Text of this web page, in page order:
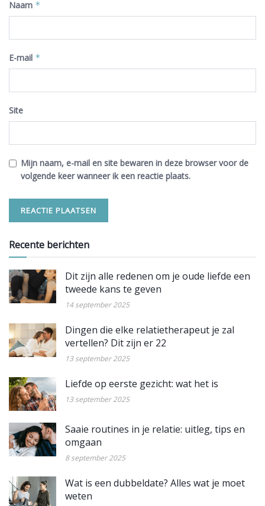
Naam *
E-mail *
Site
Mijn naam, e-mail en site bewaren in deze browser voor de
volgende keer wanneer ik een reactie plaats.
Recente berichten
Dit zijn alle redenen om je oude liefde een
tweede kans te geven
14 september 2025
Dingen die elke relatietherapeut je zal
vertellen? Dit zijn er 22
13 september 2025
Liefde op eerste gezicht: wat het is
13 september 2025
Saaie routines in je relatie: uitleg, tips en
omgaan
8 september 2025
Wat is een dubbeldate? Alles wat je moet
weten